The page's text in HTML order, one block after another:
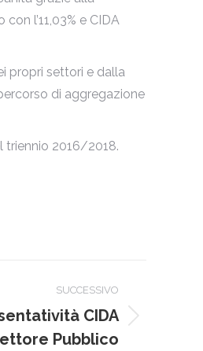
l’11,03% e CIDA
propri settori e dalla
di aggregazione
triennio 2016/2018.
SUCCESSIVO
CIDA
Pubblico